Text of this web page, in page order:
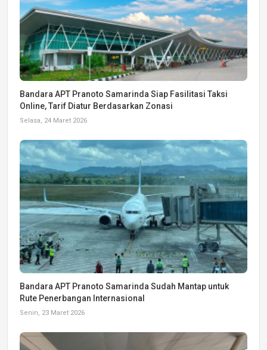
Bandara APT Pranoto Samarinda Siap Fasilitasi Taksi
Online, Tarif Diatur Berdasarkan Zonasi
Selasa, 24 Maret 2026
Bandara APT Pranoto Samarinda Sudah Mantap untuk
Rute Penerbangan Internasional
Senin, 23 Maret 2026